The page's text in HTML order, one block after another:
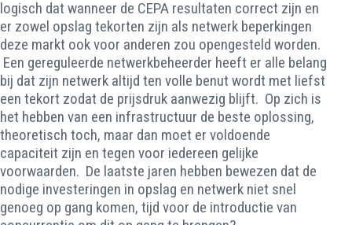
logisch dat wanneer de CEPA resultaten correct zijn en
er zowel opslag tekorten zijn als netwerk beperkingen
deze markt ook voor anderen zou opengesteld worden.
Een gereguleerde netwerkbeheerder heeft er alle belang
bij dat zijn netwerk altijd ten volle benut wordt met liefst
een tekort zodat de prijsdruk aanwezig blijft. Op zich is
het hebben van een infrastructuur de beste oplossing,
theoretisch toch, maar dan moet er voldoende
capaciteit zijn en tegen voor iedereen gelijke
voorwaarden. De laatste jaren hebben bewezen dat de
nodige investeringen in opslag en netwerk niet snel
genoeg op gang komen, tijd voor de introductie van